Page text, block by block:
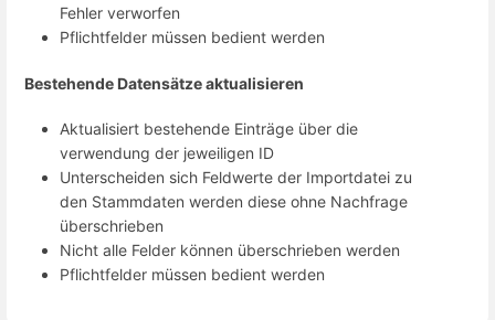
Fehler verworfen
Pflichtfelder müssen bedient werden
Bestehende Datensätze aktualisieren
Aktualisiert bestehende Einträge über die
verwendung der jeweiligen ID
Unterscheiden sich Feldwerte der Importdatei zu
den Stammdaten werden diese ohne Nachfrage
überschrieben
Nicht alle Felder können überschrieben werden
Pflichtfelder müssen bedient werden